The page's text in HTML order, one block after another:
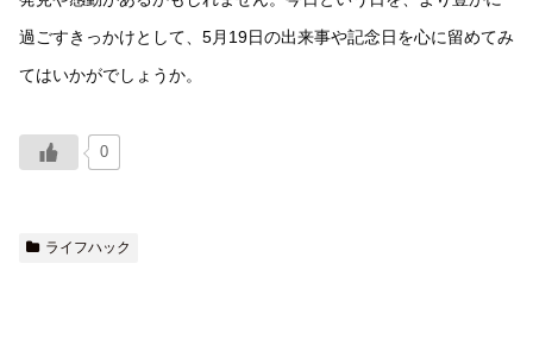
過ごすきっかけとして、5月19日の出来事や記念日を心に留めてみ
てはいかがでしょうか。
0
ライフハック